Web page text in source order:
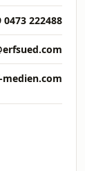
0473 222488
medien.com